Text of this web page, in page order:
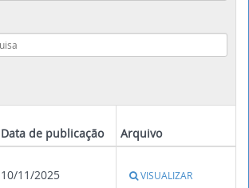
Data de publicação
Arquivo
10/11/2025 VISUALIZAR